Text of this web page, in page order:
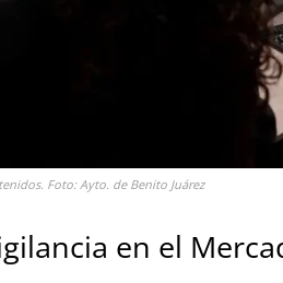
Foto: Ayto. de Benito Juárez
en el